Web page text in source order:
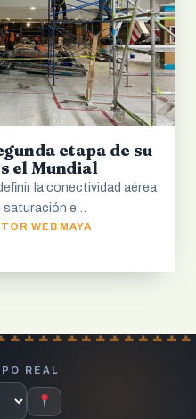
etapa de su
el Mundial
la conectividad aérea
e…
WEB MAYA
REAL